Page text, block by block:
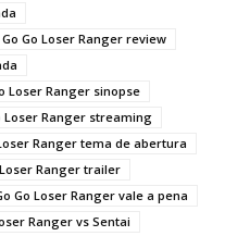
Go Go Loser Ranger review
Loser Ranger sinopse
Loser Ranger streaming
Ranger tema de abertura
Ranger trailer
Go Loser Ranger vale a pena
Ranger vs Sentai